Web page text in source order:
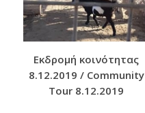
Εκδρομή κοινότητας
8.12.2019 / Community
Tour 8.12.2019